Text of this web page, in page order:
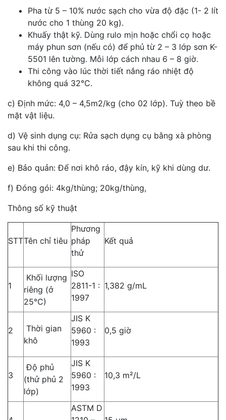
Pha từ 5 – 10% nước sạch cho vừa độ đặc (1- 2 lít
nước cho 1 thùng 20 kg).
Khuấy thật kỹ. Dùng rulo mịn hoặc chổi cọ hoặc
máy phun sơn (nếu có) để phủ từ 2 – 3 lớp sơn K-
5501 lên tường. Mỗi lớp cách nhau 6 – 8 giờ.
Thi công vào lúc thời tiết nắng ráo nhiệt độ
không quá 32°C.
c) Định mức: 4,0 – 4,5m2/kg (cho 02 lớp). Tuỳ theo bề
mặt vật liệu.
d) Vệ sinh dụng cụ: Rửa sạch dụng cụ bằng xà phòng
sau khi thi công.
e) Bảo quản: Để nơi khô ráo, đậy kín, kỹ khi dùng dư.
f) Đóng gói: 4kg/thùng; 20kg/thùng,
Thông số kỹ thuật
STTTên chỉ tiêu
Phương
pháp
thử
Kết quả
1
Khối lượng
riêng (ở
25°C)
ISO
2811-1 :
1997
1,382 g/mL
2
Thời gian
khô
JIS K
5960 :
1993
0,5 giờ
3
Độ phủ
(thử phủ 2
lớp)
JIS K
5960 :
1993
10,3 m²/L
ASTM D